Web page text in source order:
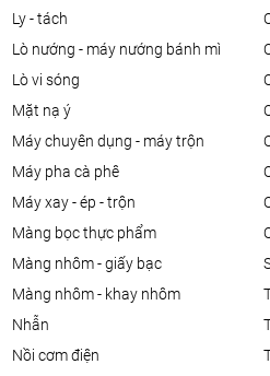
ly - tách
lò nướng - máy nướng bánh mì
lò vi sóng
mặt nạ ý
máy chuyên dụng - máy trộn
máy pha cà phê
máy xay - ép - trộn
màng bọc thực phẩm
màng nhôm - giấy bạc
màng nhôm - khay nhôm
nhẫn
nồi cơm điện